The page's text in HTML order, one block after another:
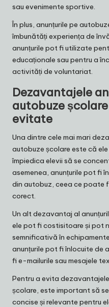
sau evenimente sportive.
În plus, anunțurile pe
îmbunătăți experiența de
anunțurile pot fi utilizate
educaționale sau pentru a
activități de voluntariat.
Dezavantajele
autobuze
evitate
Una dintre cele mai mari
autobuze școlare este că
împiedica elevii să se
asemenea, anunțurile pot fi
din autobuz, ceea ce poate
corect.
Un alt dezavantaj al
ele pot fi costisitoare și pot
semnificativă în
anunțurile pot fi înlocuite de
fi e-mailurile sau mesajele
Pentru a evita
școlare, este important să
concise și relevante pentru